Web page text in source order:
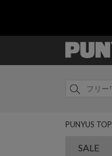
PUNYUS TOP
SALE